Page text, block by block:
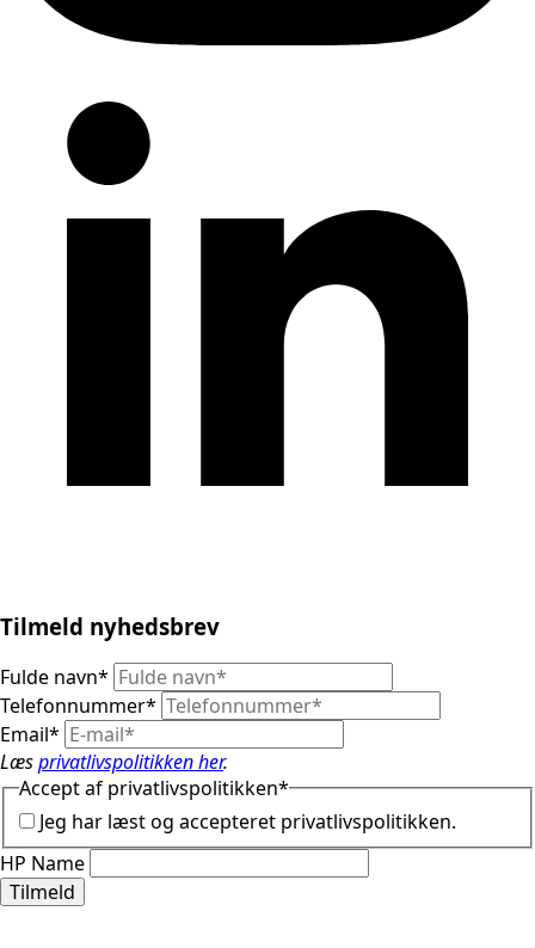
Tilmeld nyhedsbrev
Fulde navn*
Telefonnummer*
Email*
Læsprivatlivspolitikken her.
Accept af privatlivspolitikken*
Jeg har læst og accepteret privatlivspolitikken.
HP Name
Tilmeld